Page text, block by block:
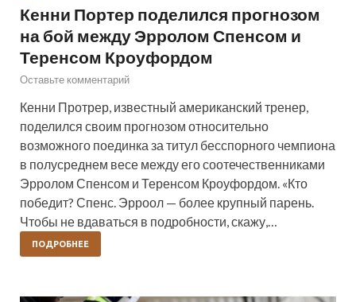
Кенни Портер поделился прогнозом
на бой между Эрролом Спенсом и
Теренсом Кроуфордом
Оставьте комментарий
Кенни Протрер, известный американский тренер,
поделился своим прогнозом относительно
возможного поединка за титул бесспорного чемпиона
в полусреднем весе между его соотечественниками
Эрролом Спенсом и Теренсом Кроуфордом. «Кто
победит? Спенс. Эрроол — более крупный парень.
Чтобы не вдаваться в подробности, скажу,…
ПОДРОБНЕЕ